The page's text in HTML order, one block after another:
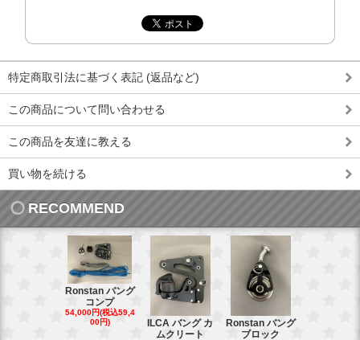
特定商取引法に基づく表記 (返品など)
この商品について問い合わせる
この商品を友達に教える
買い物を続ける
RECOMMEND
Ronstan バング
コンプ
54,000円(税込59,4
00円)
ILCA バング カ
ムクリート
Ronstan バング
ブロック